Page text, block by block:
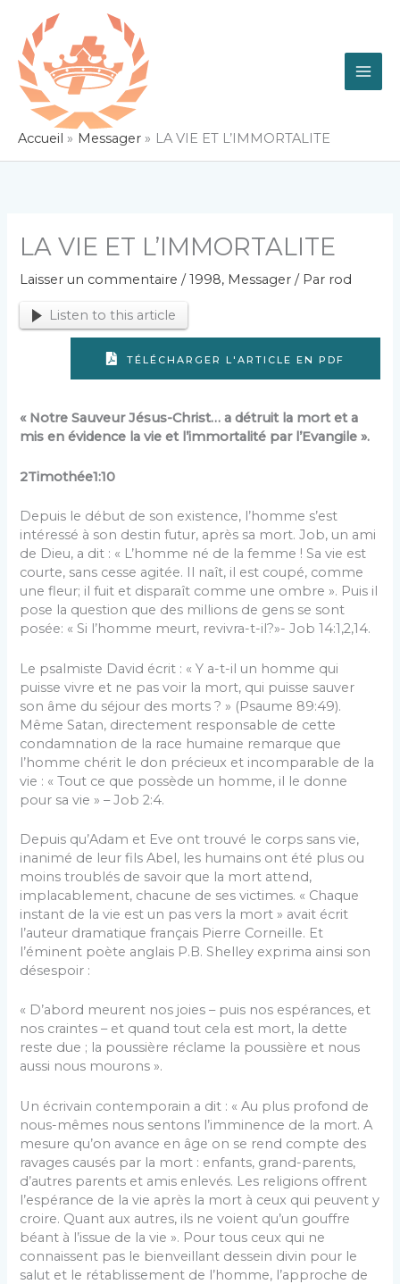
contenu
Accueil Messager LA VIE ET L’IMMORTALITE
LA VIE ET L’IMMORTALITE
Laisser un commentaire /1998, Messager / Par rod
Listen to this article
TÉLÉCHARGER L'ARTICLE EN PDF
« Notre Sauveur Jésus-Christ… a détruit la mort et a
mis en évidence la vie et l’immortalité par l’Evangile ».
2Timothée1:10
Depuis le début de son existence, l’homme s’est
intéressé à son destin futur, après sa mort. Job, un ami
de Dieu, a dit : « L’homme né de la femme ! Sa vie est
courte, sans cesse agitée. Il naît, il est coupé, comme
une fleur; il fuit et disparaît comme une ombre ». Puis il
pose la question que des millions de gens se sont
posée: « Si l’homme meurt, revivra-t-il?»- Job 14:1,2,14.
Le psalmiste David écrit : « Y a-t-il un homme qui
puisse vivre et ne pas voir la mort, qui puisse sauver
son âme du séjour des morts ? » (Psaume 89:49).
Même Satan, directement responsable de cette
condamnation de la race humaine remarque que
l’homme chérit le don précieux et incomparable de la
vie : « Tout ce que possède un homme, il le donne
pour sa vie » – Job 2:4.
Depuis qu’Adam et Eve ont trouvé le corps sans vie,
inanimé de leur fils Abel, les humains ont été plus ou
moins troublés de savoir que la mort attend,
implacablement, chacune de ses victimes. « Chaque
instant de la vie est un pas vers la mort » avait écrit
l’auteur dramatique français Pierre Corneille. Et
l’éminent poète anglais P.B. Shelley exprima ainsi son
désespoir :
« D’abord meurent nos joies – puis nos espérances, et
nos craintes – et quand tout cela est mort, la dette
reste due ; la poussière réclame la poussière et nous
aussi nous mourons ».
Un écrivain contemporain a dit : « Au plus profond de
nous-mêmes nous sentons l’imminence de la mort. A
mesure qu’on avance en âge on se rend compte des
ravages causés par la mort : enfants, grand-parents,
d’autres parents et amis enlevés. Les religions offrent
l’espérance de la vie après la mort à ceux qui peuvent y
croire. Quant aux autres, ils ne voient qu’un gouffre
béant à l’issue de la vie ». Pour tous ceux qui ne
connaissent pas le bienveillant dessein divin pour le
salut et le rétablissement de l’homme, l’approche de